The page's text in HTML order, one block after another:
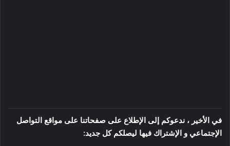
في الأخير ، ندعوكم إلى الإطلاع على صفحاتنا على مواقع التواصل
الإجتماعي و الإشتراك فيها ليصلكم كل جديد: